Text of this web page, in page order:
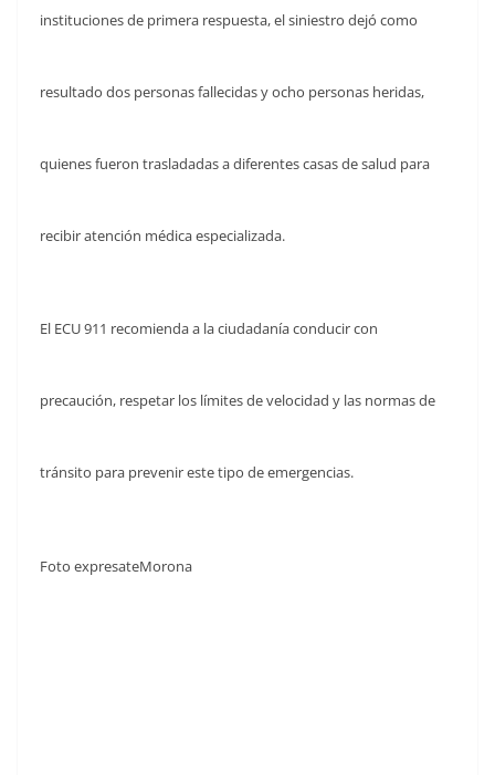
instituciones de primera respuesta, el siniestro dejó como
resultado dos personas fallecidas y ocho personas heridas,
quienes fueron trasladadas a diferentes casas de salud para
recibir atención médica especializada.
El ECU 911 recomienda a la ciudadanía conducir con
precaución, respetar los límites de velocidad y las normas de
tránsito para prevenir este tipo de emergencias.
Foto expresateMorona